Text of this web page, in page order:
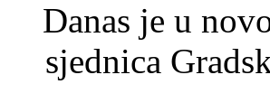
Danas je u
sjednica